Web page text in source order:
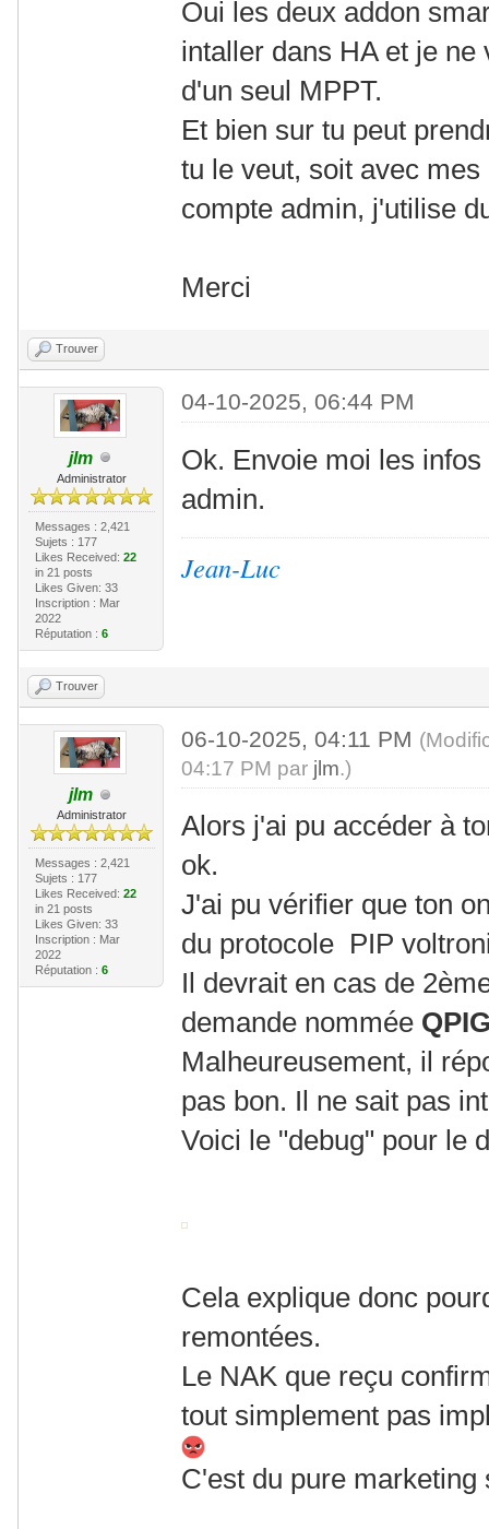
Oui les deux addon
intaller dans HA et je ne
d'un seul MPPT.
Et bien sur tu peut
tu le veut, soit avec
compte admin, j'utilise
Merci
Trouver
jlm
Administrator
Messages : 2,421
Sujets : 177
Likes Received: 22
in 21 posts
Likes Given: 33
Inscription : Mar
2022
Réputation : 6
04-10-2025, 06:44 PM
Ok. Envoie moi les
admin.
Jean-Luc
Trouver
jlm
Administrator
Messages : 2,421
Sujets : 177
Likes Received: 22
in 21 posts
Likes Given: 33
Inscription : Mar
2022
Réputation : 6
06-10-2025, 04:11 PM
04:17 PM par jlm.)
Alors j'ai pu accéder à
ok.
J'ai pu vérifier que ton
du protocole PIP
Il devrait en cas de
demande nommée
Malheureusement, il
pas bon. Il ne sait pas
Voici le "debug" pour le
Cela explique donc
remontées.
Le NAK que reçu
tout simplement pas
C'est du pure